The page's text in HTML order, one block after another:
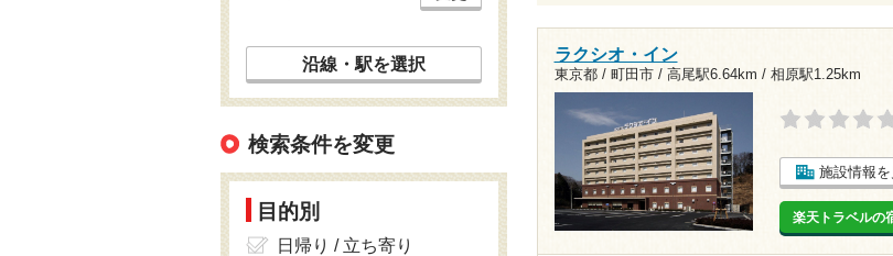
ラクシオ・イン
東京都 / 町田市 / 高尾駅6.64km / 相原駅1.25km
施設情報を
楽天トラベルの
沿線・駅を選択
検索条件を変更
目的別
日帰り / 立ち寄り